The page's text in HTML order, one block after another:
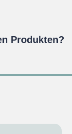
Produkten?